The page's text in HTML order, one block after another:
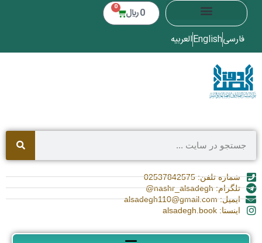
0 ﷼ 0
فارسیEnglishالعربیه
شماره تلفن: 02537842575
تلگرام: nashr_alsadegh@
ایمیل: alsadegh110@gmail.com
اینستا: alsadegh.book